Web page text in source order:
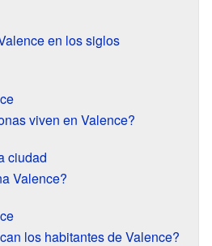
en los siglos
viven en Valence?
ciudad
Valence?
los habitantes de Valence?